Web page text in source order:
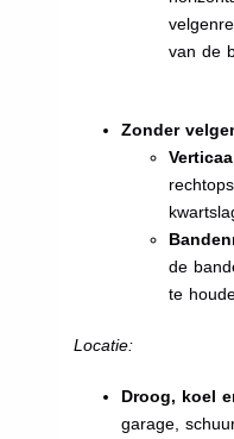
van de
Zonder
de
te
Locatie:
Droog, koel
garage,